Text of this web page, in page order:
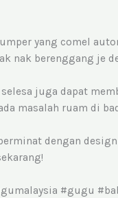
yang comel
nak berenggang je
selesa juga dapat
masalah ruam di
dengan
#gugu